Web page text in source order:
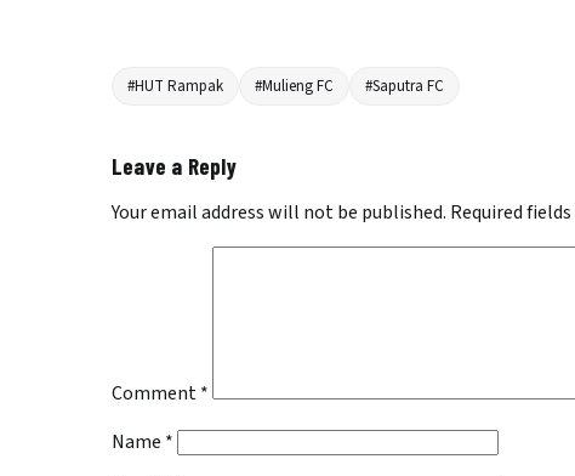
#HUT Rampak #Mulieng FC #Saputra FC
Leave a Reply
Your email address will not be published. Required
Comment*
Name *